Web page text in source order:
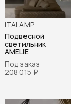
ITALAMP
Подвесной
светильник
AMELIE
Под заказ
208 015 ₽